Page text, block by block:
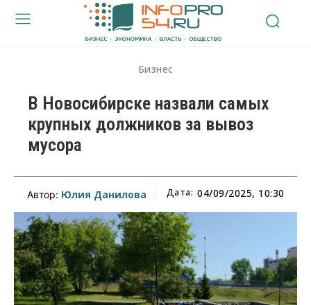
Бизнес
В Новосибирске назвали самых
крупных должников за вывоз
мусора
Автор: Юлия Данилова Дата: 04/09/2025, 10:30